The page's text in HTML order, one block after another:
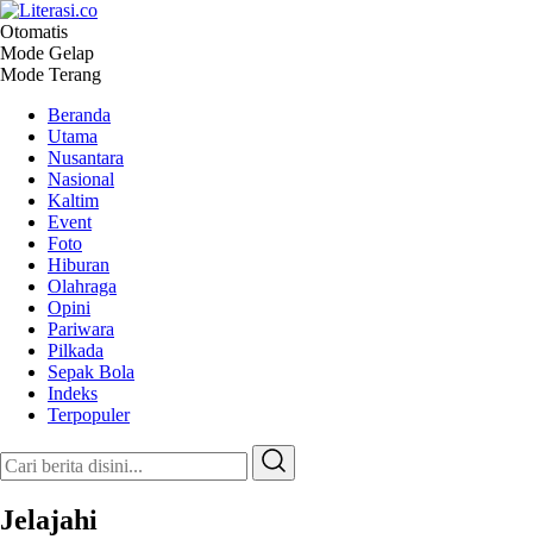
Literasi.co
Pilar Informasi
Otomatis
Mode Gelap
Mode Terang
Beranda
Utama
Nusantara
Nasional
Kaltim
Event
Foto
Hiburan
Olahraga
Opini
Pariwara
Pilkada
Sepak Bola
Indeks
Terpopuler
Jelajahi